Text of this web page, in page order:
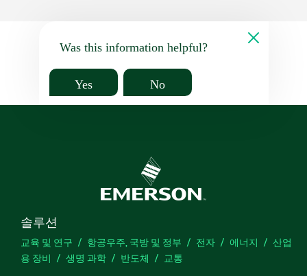
Was this information helpful?
Yes No
솔루션
교육 및 연구 항공우주, 국방 및 정부 전자 에너지
산업
용 장비
생명 과학 반도체 교통